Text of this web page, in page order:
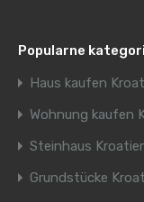
Popularne
Haus kaufen
Wohnung kaufen
Steinhaus
Grundstücke